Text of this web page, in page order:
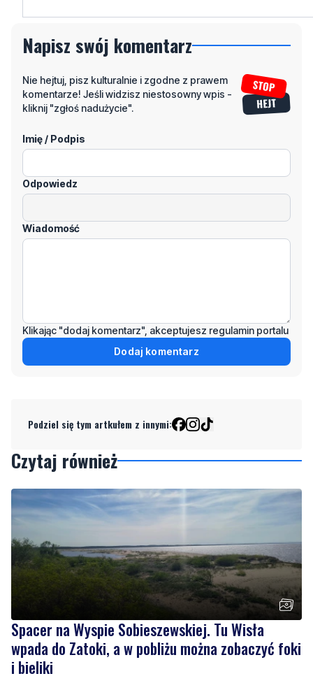
Napisz swój komentarz
Nie hejtuj, pisz kulturalnie i zgodne z prawem
komentarze! Jeśli widzisz niestosowny wpis -
kliknij "zgłoś nadużycie".
Imię / Podpis
Odpowiedz
Wiadomość
Klikając "dodaj komentarz", akceptujesz regulamin portalu
Dodaj komentarz
Podziel się tym artkułem z innymi:
Czytaj również
Spacer na Wyspie Sobieszewskiej. Tu Wisła
wpada do Zatoki, a w pobliżu można zobaczyć foki
i bieliki